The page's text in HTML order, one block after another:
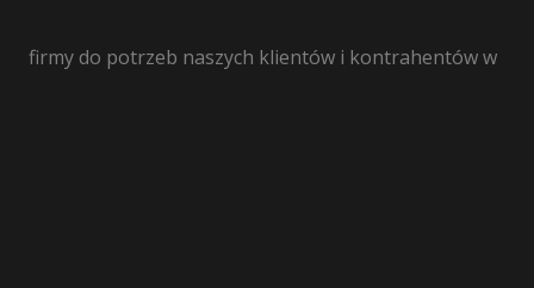
firmy do potrzeb naszych klientów i kontrahentów w